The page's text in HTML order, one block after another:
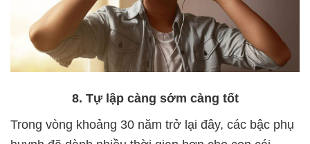
8. Tự lập càng sớm càng tốt
Trong vòng khoảng 30 năm trở lại đây, các bậc phụ